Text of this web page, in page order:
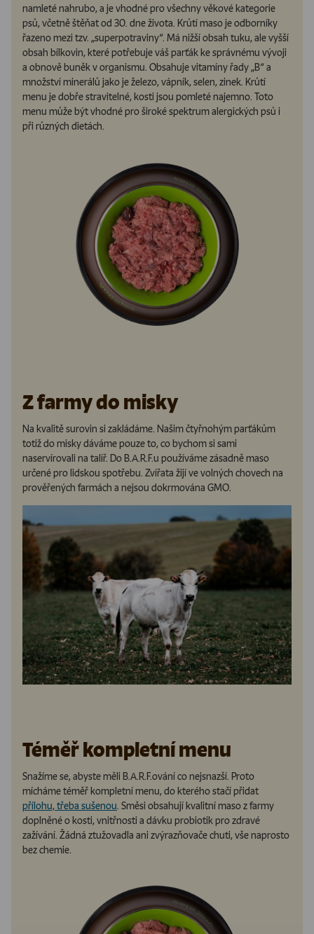
namleté nahrubo, a je vhodné pro všechny věkové kategorie
psů, včetně štěňat od 30. dne života. Krůtí maso je odborníky
řazeno mezi tzv. „superpotraviny“. Má nižší obsah tuku, ale vyšší
obsah bílkovin, které potřebuje váš parťák ke správnému vývoji
a obnově buněk v organismu. Obsahuje vitamíny řady „B“ a
množství minerálů jako je železo, vápník, selen, zinek. Krůtí
menu je dobře stravitelné, kosti jsou pomleté najemno. Toto
menu může být vhodné pro široké spektrum alergických psů i
při různých dietách.
Z farmy do misky
Na kvalitě surovin si zakládáme. Našim čtyřnohým parťákům
totiž do misky dáváme pouze to, co bychom si sami
naservírovali na talíř. Do B.A.R.F.u používáme zásadně maso
určené pro lidskou spotřebu. Zvířata žijí ve volných chovech na
prověřených farmách a nejsou dokrmována GMO.
Téměř kompletní menu
Snažíme se, abyste měli B.A.R.F.ování co nejsnazší. Proto
mícháme téměř kompletní menu, do kterého stačí přidat
přílohu, třeba sušenou. Směsi obsahují kvalitní maso z farmy
doplněné o kosti, vnitřnosti a dávku probiotik pro zdravé
zažívání. Žádná ztužovadla ani zvýrazňovače chuti, vše naprosto
bez chemie.